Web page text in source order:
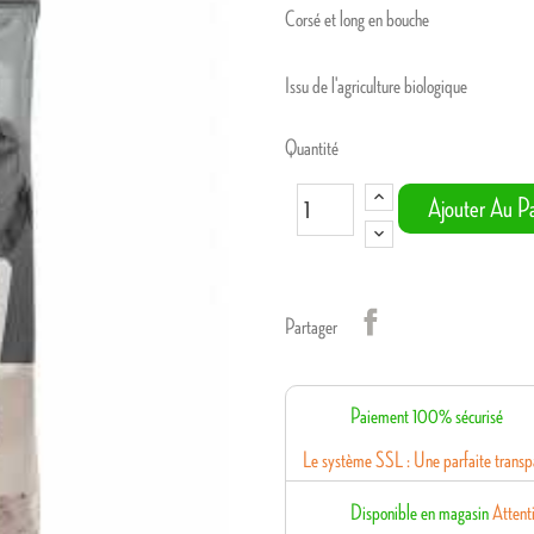
Corsé et long en bouche
Issu de l'agriculture biologique
Quantité
Ajouter Au
Partager
Paiement 100% sécurisé
Le système SSL : Une parfaite
Disponible en magasin